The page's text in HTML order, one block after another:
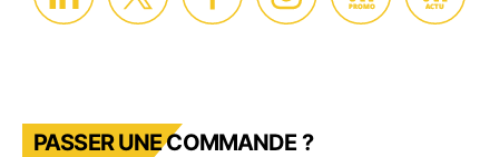
PROMO ACTU
PASSER UNE COMMANDE ?